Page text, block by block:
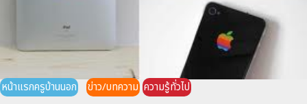
หน้าแรกครูบ้านนอก ข่าว/บทความ ความรู้ทั่วไป